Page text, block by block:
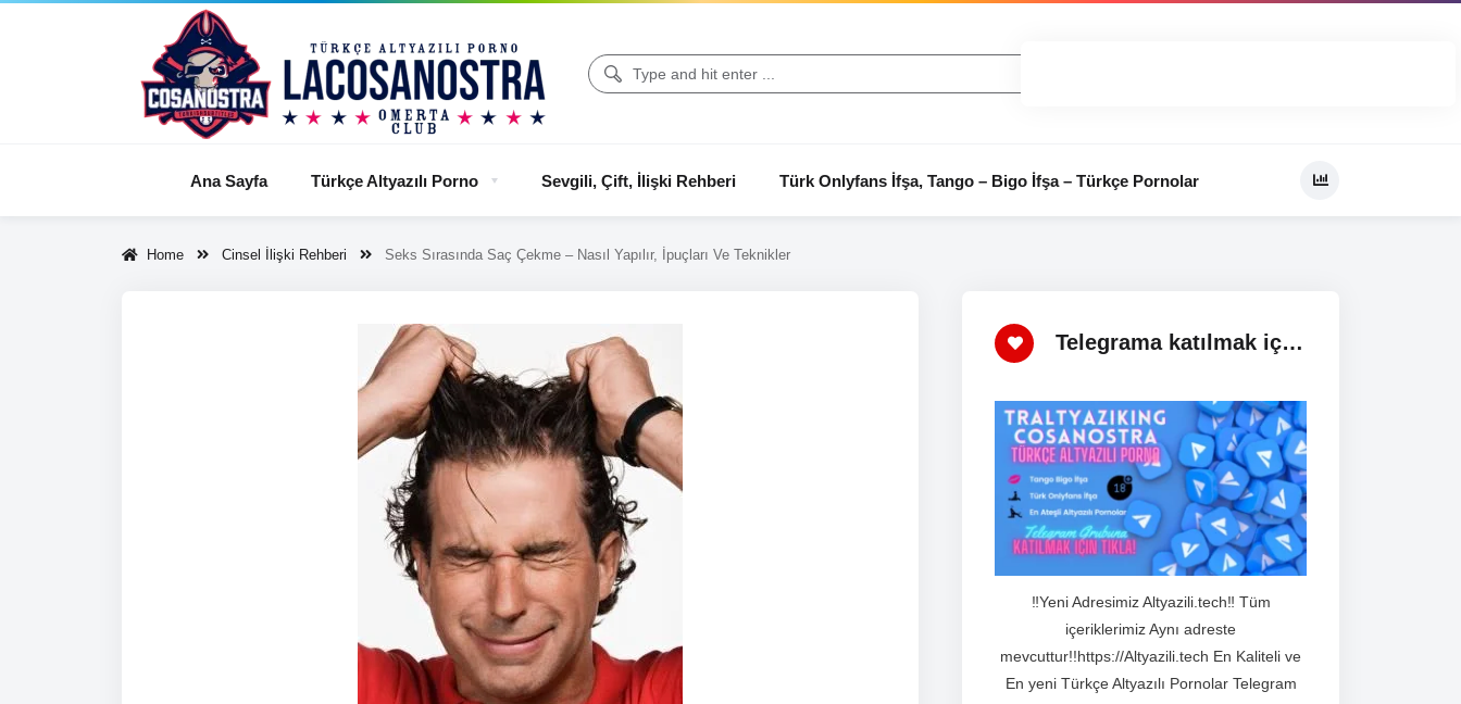
Ana Sayfa Türkçe Altyazılı Porno Sevgili, Çift, İlişki Rehberi Türk Onlyfans İfşa, Tango – Bigo İfşa – Türkçe Pornolar
Home Cinsel İlişki Rehberi Seks Sırasında Saç Çekme – Nasıl Yapılır, İpuçları Ve Teknikler
Telegrama katılmak için
‼️Yeni Adresimiz Altyazili.tech‼️ Tüm
içeriklerimiz Aynı adreste
mevcuttur!!https://Altyazili.tech En Kaliteli ve
En yeni Türkçe Altyazılı Pornolar Telegram